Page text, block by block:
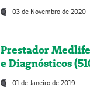
03 de Novembro de 2020
Prestador
e Diagnósticos
01 de Janeiro de 2019